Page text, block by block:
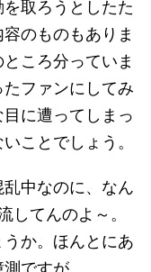
取ろうとしたた
のものもありま
ころ分っていま
ファンにしてみ
に遭ってしまっ
ことでしょう。
中なのに、なん
してんのよ～。
か。ほんとにあ